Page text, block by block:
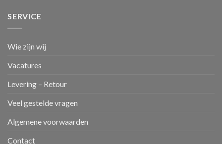
SERVICE
Wie zijn wij
Vacatures
Levering – Retour
Veel gestelde vragen
Algemene voorwaarden
Contact